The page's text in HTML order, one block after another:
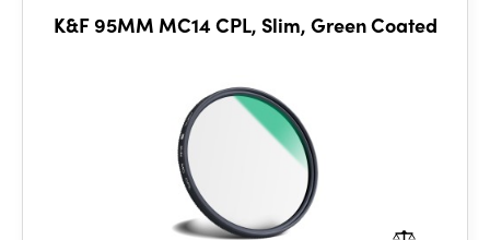
K&F 95MM MC14 CPL, Slim, Green Coated